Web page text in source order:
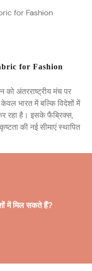
for Fashion
को अंतरराष्ट्रीय मंच पर
भारत में बल्कि विदेशों में
रहा है। इसके फैब्रिक्स,
की नई सीमाएं स्थापित
में मिल सकते हैं?